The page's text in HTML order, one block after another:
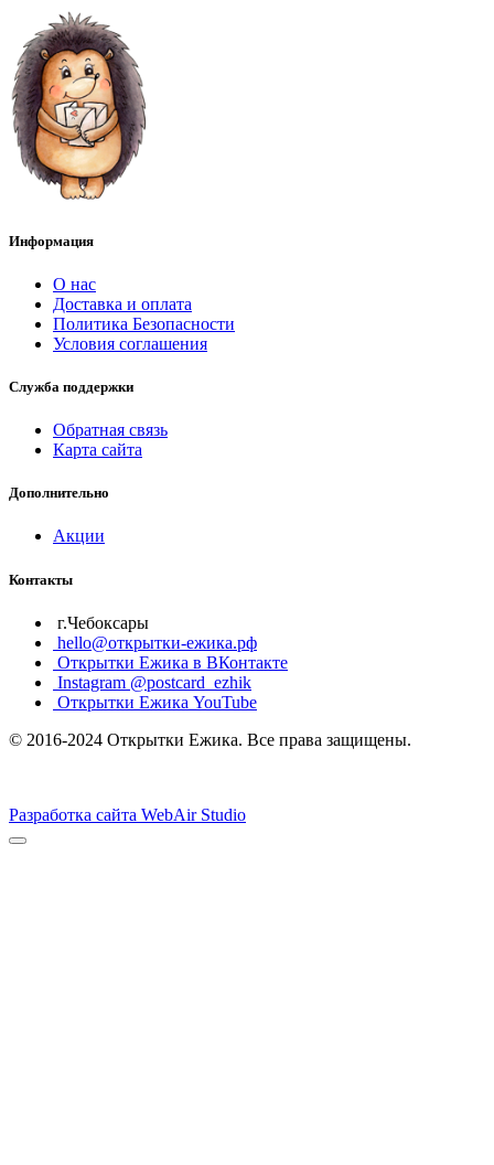
Информация
О нас
Доставка и оплата
Политика Безопасности
Условия соглашения
Служба поддержки
Обратная связь
Карта сайта
Дополнительно
Акции
Контакты
г.Чебоксары
hello@открытки-ежика.рф
Открытки Ежика в ВКонтакте
Instagram @postcard_ezhik
Открытки Ежика YouTube
© 2016-2024 Открытки Ежика. Все права защищены.
Разработка сайта WebAir Studio